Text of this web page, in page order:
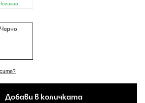
Черно
Добави в количката